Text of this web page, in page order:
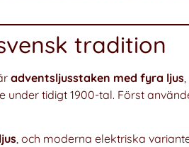
tradition
adventsljusstaken med fyra ljus
under tidigt 1900-tal. Först
, och moderna elektriska